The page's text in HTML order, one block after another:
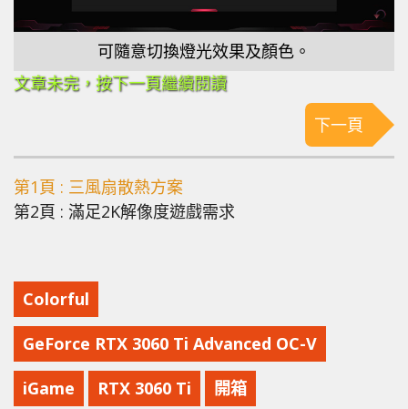
可隨意切換燈光效果及顏色。
文章未完，按下一頁繼續閱讀
下一頁
第1頁 : 三風扇散熱方案
第2頁 : 滿足2K解像度遊戲需求
Colorful
GeForce RTX 3060 Ti Advanced OC-V
iGame RTX 3060 Ti 開箱